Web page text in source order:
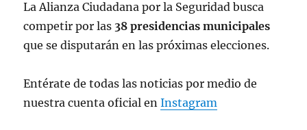
La Alianza Ciudadana por la Seguridad busca
competir por las 38 presidencias municipales
que se disputarán en las próximas elecciones.
Entérate de todas las noticias por medio de
nuestra cuenta oficial enInstagram